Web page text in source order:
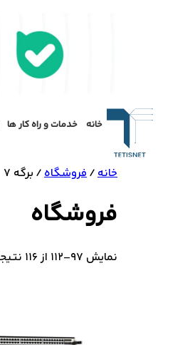
خانه خدمات و راه کار ها
خانه/فروشگاه/ برگه 7
فروشگاه
نمایش 97–112 از 116 نتیجه